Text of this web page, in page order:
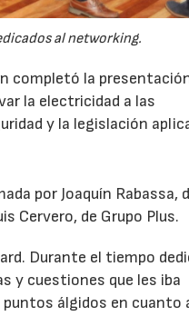
al networking.
completó la
la electricidad a las
y la legislación
por Joaquín Rabassa,
Cervero, de Grupo Plus.
Durante el tiempo
y cuestiones que les iba
álgidos en cuanto